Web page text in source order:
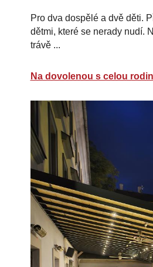
Pro dva dospělé a dvě děti.
dětmi, které se nerady nudí.
trávě ...
Na dovolenou s celou